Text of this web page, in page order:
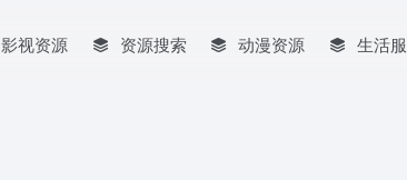
影视资源 资源搜索 动漫资源 生活